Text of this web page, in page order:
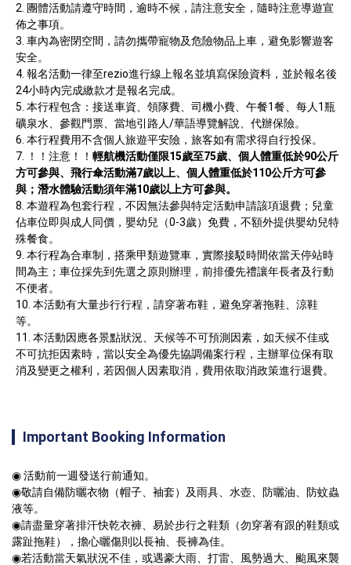
團體活動請遵守時間，逾時不候，請注意安全，隨時注意導遊宣
佈之事項。
車內為密閉空間，請勿攜帶寵物及危險物品上車，避免影響遊客
安全。
報名活動一律至rezio進行線上報名並填寫保險資料，並於報名後
24小時內完成繳款才是報名完成。
本行程包含：接送車資、領隊費、司機小費、午餐1餐、每人1瓶
礦泉水、參觀門票、當地引路人/華語導覽解說、代辦保險。
本行程費用不含個人旅遊平安險，旅客如有需求得自行投保。
！！注意！！ 輕航機活動僅限15歲至75歲、個人體重低於90公斤
方可參與、飛行傘活動滿7歲以上、個人體重低於110公斤方可參
與；潛水體驗活動須年滿10歲以上方可參與。
本遊程為包套行程，不因無法參與特定活動申請該項退費；兒童
佔車位即與成人同價，嬰幼兒（0-3歲）免費，不額外提供嬰幼兒特
殊餐食。
本行程為合車制，搭乘甲類遊覽車，實際接駁時間依當天停站時
間為主；車位採先到先選之原則辦理，前排優先禮讓年長者及行動
不便者。
本活動有大量步行行程，請穿著布鞋，避免穿著拖鞋、涼鞋
等。
本活動因應各景點狀況、天候等不可預測因素，如天候不佳或
不可抗拒因素時，當以安全為優先協調備案行程，主辦單位保有取
消及變更之權利，若因個人因素取消，費用依取消政策進行退費。
Important Booking Information
◉ 活動前一週發送行前通知。
◉敬請自備防曬衣物（帽子、袖套）及雨具、水壺、防曬油、防蚊蟲
液等。
◉請盡量穿著排汗快乾衣褲、易於步行之鞋類（勿穿著有跟的鞋類或
露趾拖鞋），擔心曬傷則以長袖、長褲為佳。
◉若活動當天氣狀況不佳，或遇豪大雨、打雷、風勢過大、颱風來襲